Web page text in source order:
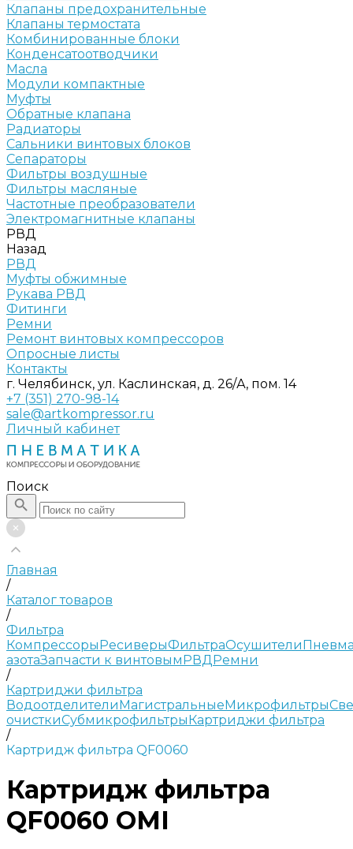
Клапаны предохранительные
Клапаны термостата
Комбинированные блоки
Конденсатоотводчики
Масла
Модули компактные
Муфты
Обратные клапана
Радиаторы
Сальники винтовых блоков
Сепараторы
Фильтры воздушные
Фильтры масляные
Частотные преобразователи
Электромагнитные клапаны
РВД
Назад
РВД
Муфты обжимные
Рукава РВД
Фитинги
Ремни
Ремонт винтовых компрессоров
Опросные листы
Контакты
г. Челябинск, ул. Каслинская, д. 26/А, пом. 14
+7 (351) 270-98-14
sale@artkompressor.ru
Личный кабинет
Поиск
Главная
/
Каталог товаров
/
Фильтра
КомпрессорыРесиверыФильтраОсушители
азотаЗапчасти к винтовымРВДРемни
/
Картриджи фильтра
ВодоотделителиМагистральныеМикрофильтры
очисткиСубмикрофильтрыКартриджи фильтра
/
Картридж фильтра QF0060
Картридж фильтра
QF0060 OMI